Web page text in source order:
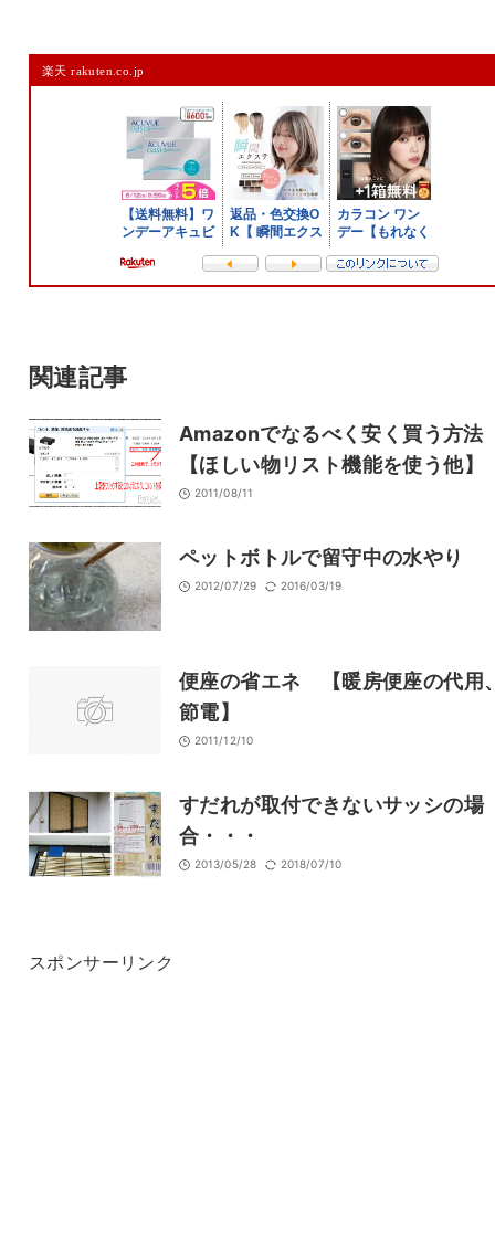
メールアドレスは公開されません。
また、コメント欄には、必ず日本語を含めてください（スパム対策）。
サイト
楽天 rakuten.co.jp
関連記事
Amazonでなるべく安く買う方
【ほしい物リスト機能を使う他】
2011/08/11
ペットボトルで留守中の水やり
2012/07/29 2016/03/19
便座の省エネ 【暖房便座の代用
節電】
2011/12/10
すだれが取付できないサッシの場
合・・・
2013/05/28 2018/07/10
スポンサーリンク